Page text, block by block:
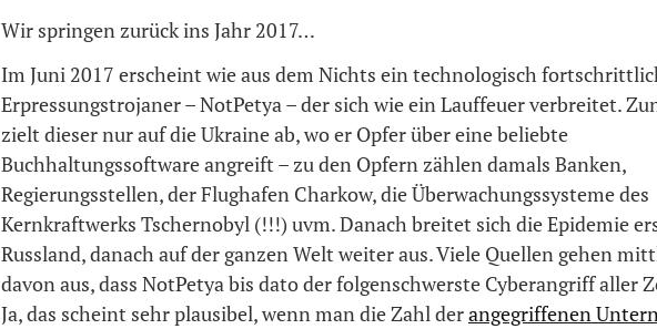
Wir springen zurück ins Jahr 2017…
Im Juni 2017 erscheint wie aus dem Nichts ein technologisch
Erpressungstrojaner – NotPetya – der sich wie ein Lauffeuer verbreitet.
zielt dieser nur auf die Ukraine ab, wo er Opfer über eine beliebte
Buchhaltungssoftware angreift – zu den Opfern zählen damals Banken,
Regierungsstellen, der Flughafen Charkow, die Überwachungssysteme des
Kernkraftwerks Tschernobyl (!!!) uvm. Danach breitet sich die Epidemie
Russland, danach auf der ganzen Welt weiter aus. Viele Quellen gehen
davon aus, dass NotPetya bis dato der folgenschwerste Cyberangriff aller
Ja, das scheint sehr plausibel, wenn man die Zahl derangegriffenen